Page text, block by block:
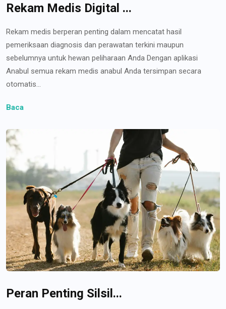
Rekam Medis Digital ...
Rekam medis berperan penting dalam mencatat hasil
pemeriksaan diagnosis dan perawatan terkini maupun
sebelumnya untuk hewan peliharaan Anda Dengan aplikasi
Anabul semua rekam medis anabul Anda tersimpan secara
otomatis...
Baca
Peran Penting Silsil...